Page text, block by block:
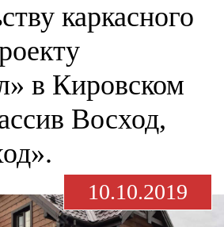
каркасного
в Кировском
Восход,
10.10.2019